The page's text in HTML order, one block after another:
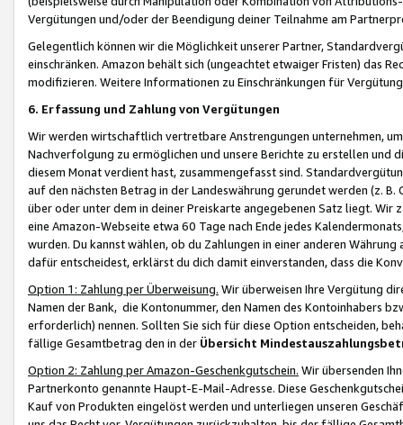
Vergütungen und/oder der Beendigung deiner Teilnahme am
Gelegentlich können wir die Möglichkeit unserer Partner,
einschränken. Amazon behält sich (ungeachtet etwaiger Fristen) das
modifizieren. Weitere Informationen zu Einschränkungen für
6. Erfassung und Zahlung von Vergütungen
Wir werden wirtschaftlich vertretbare Anstrengungen unternehmen,
Nachverfolgung zu ermöglichen und unsere Berichte zu erstellen und
diesem Monat verdient hast, zusammengefasst sind.
auf den nächsten Betrag in der Landeswährung gerundet werden (z.
über oder unter dem in deiner Preiskarte angegebenen Satz liegt.
eine Amazon-Webseite etwa 60 Tage nach Ende jedes
wurden. Du kannst wählen, ob du Zahlungen in einer anderen
dafür entscheidest, erklärst du dich damit einverstanden, dass die
Option 1: Zahlung per Überweisung. Wir überweisen Ihre Vergütung
Namen der Bank, die Kontonummer, den Namen des Kontoinhabers
erforderlich) nennen. Sollten Sie sich für diese Option entscheiden,
fällige Gesamtbetrag den in der Übersicht
Option 2: Zahlung per Amazon-Geschenkgutschein. Wir übersenden
Partnerkonto genannte Haupt-E-Mail-Adresse. Diese
Kauf von Produkten eingelöst werden und unterliegen unseren